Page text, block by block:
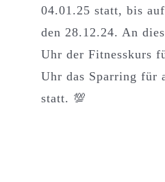
04.01.25 statt, bis
den 28.12.24. An
Uhr der Fitnesskurs
Uhr das Sparring für
statt. 💯